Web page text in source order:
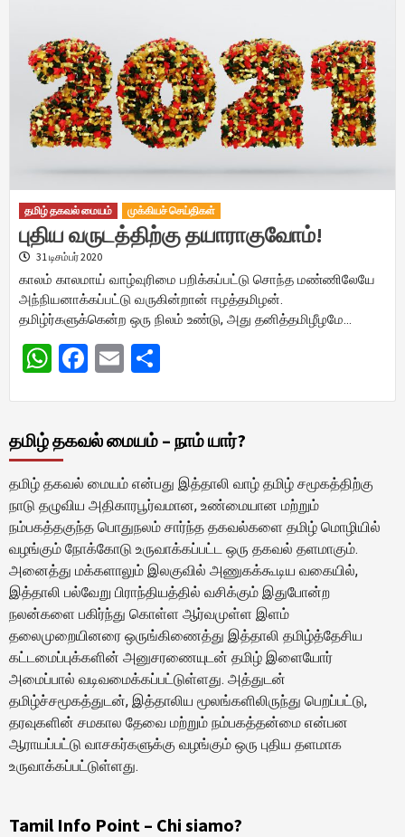
தமிழ் தகவல் மையம் முக்கியச் செய்திகள்
புதிய வருடத்திற்கு தயாராகுவோம்!
31 டிசம்பர் 2020
காலம் காலமாய் வாழ்வுரிமை பறிக்கப்பட்டு சொந்த மண்ணிலேயே
அந்நியனாக்கப்பட்டு வருகின்றான் ஈழத்தமிழன்.
தமிழ்ர்களுக்கென்ற ஒரு நிலம் உண்டு, அது தனித்தமிழீழமே…
WhatsApp
Facebook
Email
தமிழ் தகவல் மையம் – நாம் யார்?
தமிழ் தகவல் மையம் என்பது இத்தாலி வாழ் தமிழ் சமூகத்திற்கு
நாடு தழுவிய அதிகாரபூர்வமான, உண்மையான மற்றும்
நம்பகத்தகுந்த பொதுநலம் சார்ந்த தகவல்களை தமிழ் மொழியில்
வழங்கும் நோக்கோடு உருவாக்கப்பட்ட ஒரு தகவல் தளமாகும்.
அனைத்து மக்களாலும் இலகுவில் அணுகக்கூடிய வகையில்,
இத்தாலி பல்வேறு பிராந்தியத்தில் வசிக்கும் இதுபோன்ற
நலன்களை பகிர்ந்து கொள்ள ஆர்வமுள்ள இளம்
தலைமுறையினரை ஒருங்கிணைத்து இத்தாலி தமிழ்த்தேசிய
கட்டமைப்புக்களின் அனுசரணையுடன் தமிழ் இளையோர்
அமைப்பால் வடிவமைக்கப்பட்டுள்ளது. அத்துடன்
தமிழ்ச்சமூகத்துடன், இத்தாலிய மூலங்களிலிருந்து பெறப்பட்டு,
தரவுகளின் சமகால தேவை மற்றும் நம்பகத்தன்மை என்பன
ஆராயப்பட்டு வாசகர்களுக்கு வழங்கும் ஒரு புதிய தளமாக
உருவாக்கப்பட்டுள்ளது.
Tamil Info Point – Chi siamo?